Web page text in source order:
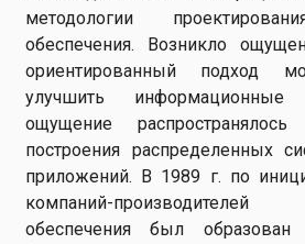
методологии
обеспечения. Возникло
ориентированный подход
улучшить информационные
ощущение
построения распределенных
приложений. В 1989 г. по
компаний-
обеспечения был образован